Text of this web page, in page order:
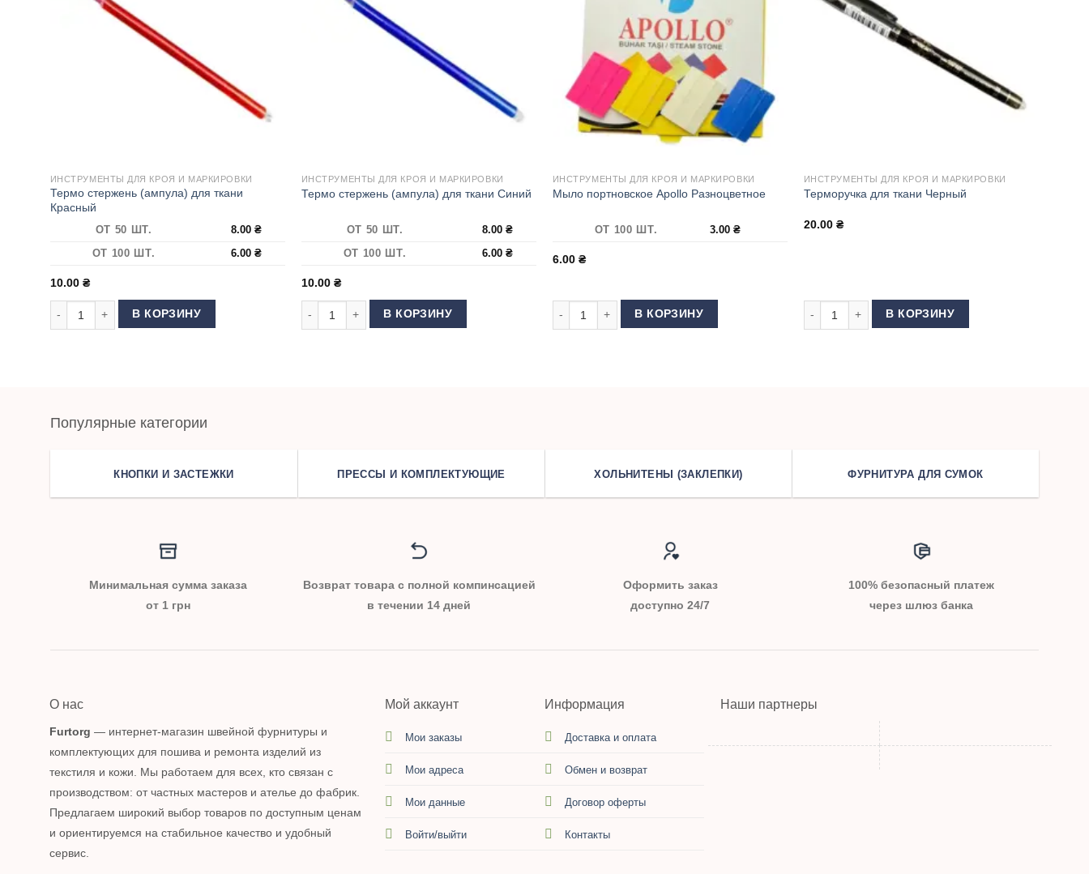
ИНСТРУМЕНТЫ ДЛЯ КРОЯ И МАРКИРОВКИ
Термо стержень (ампула) для ткани
Красный
ОТ 50 ШТ. 8.00₴
ОТ 100 ШТ.
6.00₴
10.00 ₴
Количество товара Термо стержень (ампула) для ткани Красный
В КОРЗИНУ
ИНСТРУМЕНТЫ ДЛЯ КРОЯ И МАРКИРОВКИ
Термо стержень (ампула) для ткани Синий
ОТ 50 ШТ. 8.00₴
ОТ 100 ШТ.
6.00₴
10.00 ₴
Количество товара Термо стержень (ампула) для ткани Синий
В КОРЗИНУ
ИНСТРУМЕНТЫ ДЛЯ КРОЯ И МАРКИРОВКИ
Мыло портновское Apollo Разноцветное
ОТ 100 ШТ. 3.00₴
6.00 ₴
Количество товара Мыло портновское Apollo Разноцветное
В КОРЗИНУ
ИНСТРУМЕНТЫ ДЛЯ КРОЯ И МАРКИРОВКИ
Терморучка для ткани Черный
20.00 ₴
Количество товара Терморучка для ткани Черный
В КОРЗИНУ
Популярные категории
КНОПКИ И ЗАСТЕЖКИ ПРЕССЫ И КОМПЛЕКТУЮЩИЕ ХОЛЬНИТЕНЫ (ЗАКЛЕПКИ) ФУРНИТУРА ДЛЯ СУМОК
Минимальная сумма заказа
от 1 грн
Возврат товара с полной компинсацией
в течении 14 дней
Оформить заказ
доступно 24/7
100% безопасный платеж
через шлюз банка
О нас
Furtorg — интернет-магазин швейной фурнитуры и
комплектующих для пошива и ремонта изделий из
текстиля и кожи. Мы работаем для всех, кто связан с
производством: от частных мастеров и ателье до фабрик.
Предлагаем широкий выбор товаров по доступным ценам
и ориентируемся на стабильное качество и удобный
сервис.
Мой аккаунт
Мои заказы
Мои адреса
Мои данные
Войти/выйти
Информация
Доставка и оплата
Обмен и возврат
Договор оферты
Контакты
Наши партнеры